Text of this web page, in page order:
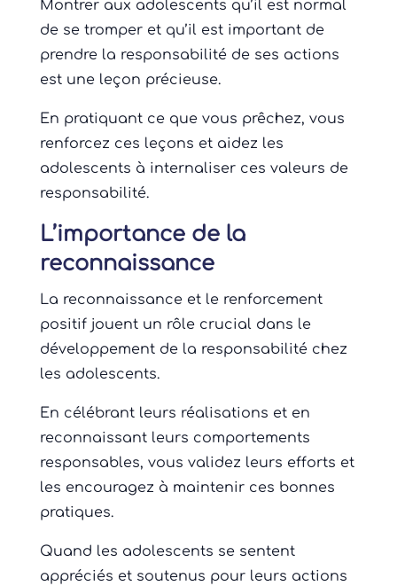
Montrer aux adolescents qu’il est normal
de se tromper et qu’il est important de
prendre la responsabilité de ses actions
est une leçon précieuse.
En pratiquant ce que vous prêchez, vous
renforcez ces leçons et aidez les
adolescents à internaliser ces valeurs de
responsabilité.
L’importance de la
reconnaissance
La reconnaissance et le renforcement
positif jouent un rôle crucial dans le
développement de la responsabilité chez
les adolescents.
En célébrant leurs réalisations et en
reconnaissant leurs comportements
responsables, vous validez leurs efforts et
les encouragez à maintenir ces bonnes
pratiques.
Quand les adolescents se sentent
appréciés et soutenus pour leurs actions